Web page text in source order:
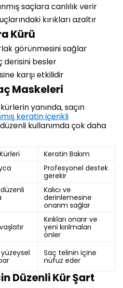
saçlara canlılık verir
kırıkları azaltır
Kürü
görünmesini sağlar
derisini besler
karşı etkilidir
Maskeleri
yanında, saçın
keratin içerikli
düzenli kullanımda çok daha
Keratin Bakım
Profesyonel destek
gerekir
Kalıcı ve
derinlemesine
onarım sağlar
Kırıkları onarır ve
yeni kırılmaları
önler
Saç telinin içine
nüfuz eder
Düzenli Kür Şart